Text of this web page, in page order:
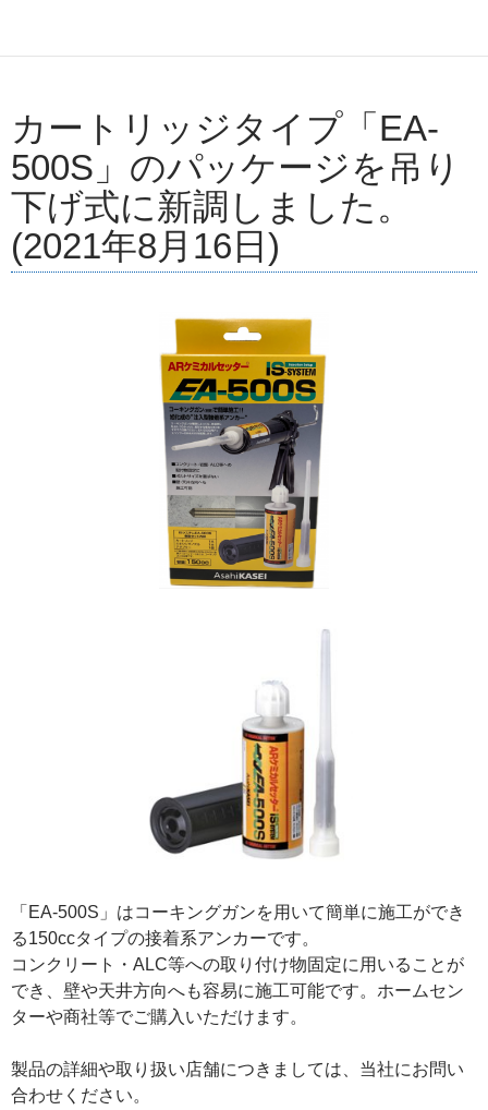
カートリッジタイプ「EA-
500S」のパッケージを吊り
下げ式に新調しました。
(2021年8月16日)
「EA-500S」はコーキングガンを用いて簡単に施工ができ
る150ccタイプの接着系アンカーです。
コンクリート・ALC等への取り付け物固定に用いることが
でき、壁や天井方向へも容易に施工可能です。ホームセン
ターや商社等でご購入いただけます。
製品の詳細や取り扱い店舗につきましては、当社にお問い
合わせください。